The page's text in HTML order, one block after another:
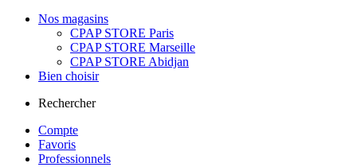
Nos magasins
CPAP STORE Paris
CPAP STORE Marseille
CPAP STORE Abidjan
Bien choisir
Rechercher
Compte
Favoris
Professionnels